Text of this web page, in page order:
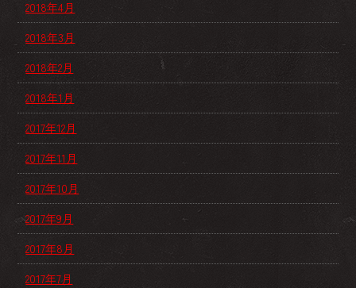
2018年4月
2018年3月
2018年2月
2018年1月
2017年12月
2017年11月
2017年10月
2017年9月
2017年8月
2017年7月